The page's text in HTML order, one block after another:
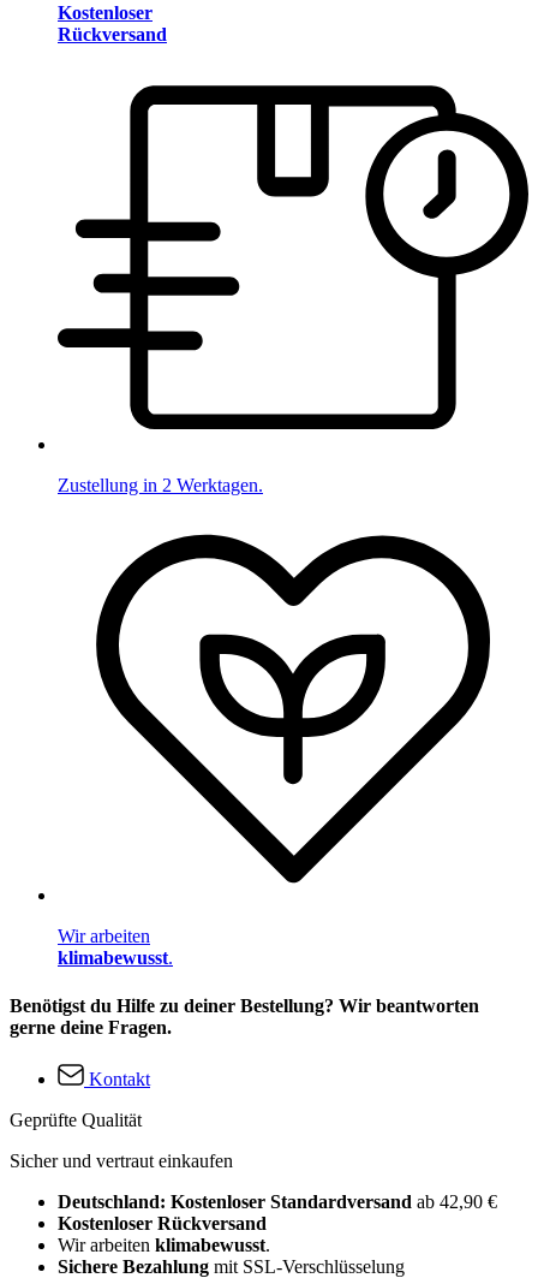
Kostenloser
Rückversand
Zustellung in 2 Werktagen.
Wir arbeiten
klimabewusst.
Benötigst du Hilfe zu deiner Bestellung? Wir beantworten
gerne deine Fragen.
Kontakt
Geprüfte Qualität
Sicher und vertraut einkaufen
Deutschland: Kostenloser Standardversand ab 42,90 €
Kostenloser Rückversand
Wir arbeiten klimabewusst.
Sichere Bezahlung mit SSL-Verschlüsselung